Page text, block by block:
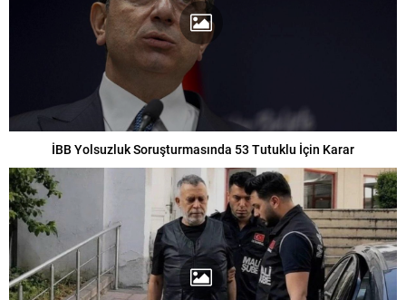
İBB Yolsuzluk Soruşturmasında 53 Tutuklu İçin Karar